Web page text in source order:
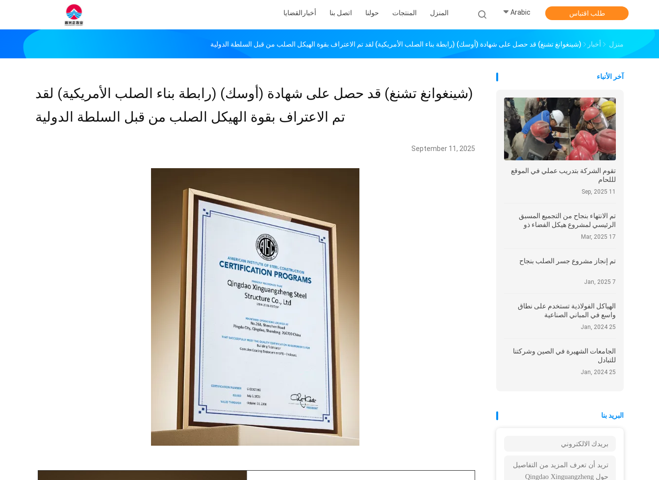
المنزل المنتجات حولنا اتصل بنا أخبار القضايا Arabic طلب اقتباس
منزل أخبار (شينغوانغ تشنغ) قد حصل على شهادة (أوسك) (رابطة بناء الصلب الأمريكية) لقد تم الاعتراف بقوة الهيكل الصلب من قبل السلطة الدولية
(شينغوانغ تشنغ) قد حصل على شهادة (أوسك) (رابطة بناء الصلب الأمريكية) لقد
تم الاعتراف بقوة الهيكل الصلب من قبل السلطة الدولية
September 11, 2025
آخر الأنباء
تقوم الشركة بتدريب عملي في الموقع
لللحام
11 Sep, 2025
تم الانتهاء بنجاح من التجميع المسبق
الرئيسي لمشروع هيكل الفضاء ذو
الشكل الخاص
17 Mar, 2025
تم إنجاز مشروع جسر الصلب بنجاح
7 Jan, 2025
الهياكل الفولاذية تستخدم على نطاق
واسع في المباني الصناعية
25 Jan, 2024
الجامعات الشهيرة في الصين وشركتنا
للتبادل
25 Jan, 2024
البريد بنا